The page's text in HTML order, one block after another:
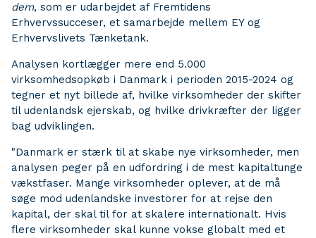
dem, som er udarbejdet af Fremtidens
Erhvervssucceser, et samarbejde mellem EY og
Erhvervslivets Tænketank.
Analysen kortlægger mere end 5.000
virksomhedsopkøb i Danmark i perioden 2015-2024 og
tegner et nyt billede af, hvilke virksomheder der skifter
til udenlandsk ejerskab, og hvilke drivkræfter der ligger
bag udviklingen.
"Danmark er stærk til at skabe nye virksomheder, men
analysen peger på en udfordring i de mest kapitaltunge
vækstfaser. Mange virksomheder oplever, at de må
søge mod udenlandske investorer for at rejse den
kapital, der skal til for at skalere internationalt. Hvis
flere virksomheder skal kunne vokse globalt med et